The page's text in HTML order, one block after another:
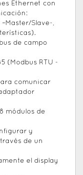
Ethernet con
–Master/Slave-,
de campo
(Modbus RTU -
comunicar
módulos de
y
de un
el display